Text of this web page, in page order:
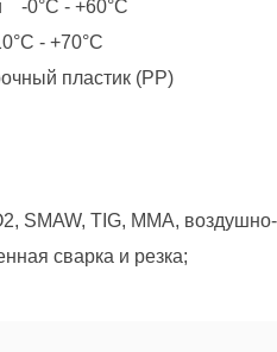
-0°C - +60°C
- +70°C
пластик (PP)
SMAW, TIG, MMA,
сварка и резка;